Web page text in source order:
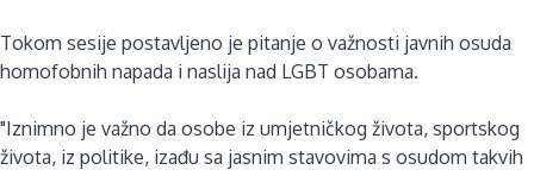
Tokom sesije postavljeno je pitanje o važnosti javnih osuda
homofobnih napada i naslija nad LGBT osobama.
"Iznimno je važno da osobe iz umjetničkog života, sportskog
života, iz politike, izađu sa jasnim stavovima s osudom takvih